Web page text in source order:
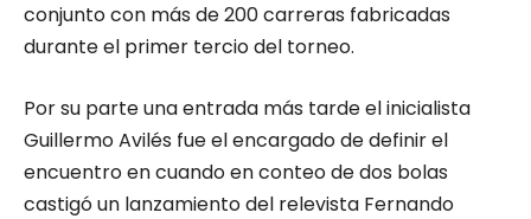
conjunto con más de 200 carreras fabricadas
durante el primer tercio del torneo.
Por su parte una entrada más tarde el inicialista
Guillermo Avilés fue el encargado de definir el
encuentro en cuando en conteo de dos bolas
castigó un lanzamiento del relevista Fernando